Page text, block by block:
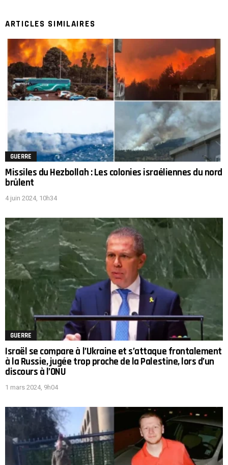
ARTICLES SIMILAIRES
GUERRE
Missiles du Hezbollah : Les colonies israéliennes du nord
brûlent
4 juin 2024, 10h34
GUERRE
Israël se compare à l’Ukraine et s’attaque frontalement
à la Russie, jugée trop proche de la Palestine, lors d’un
discours à l’ONU
1 mars 2024, 9h04